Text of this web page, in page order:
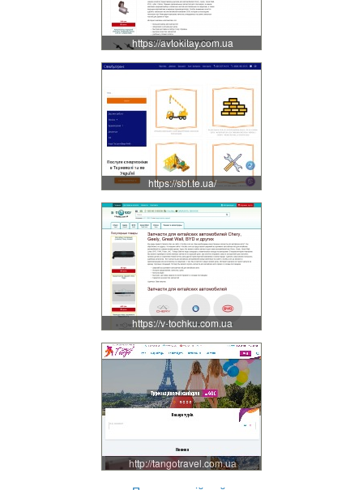
https://avtokitay.com.ua
https://sbt.te.ua/
https://v-tochku.com.ua
http://tangotravel.com.ua